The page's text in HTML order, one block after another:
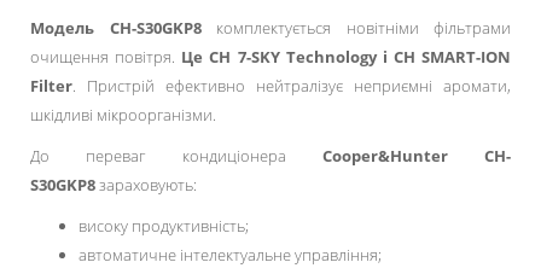
Модель CH-S30GKP8комплектується новітніми фільтрами
очищення повітря. Це CH 7-SKY Technology і CH SMART-ION
Filter. Пристрій ефективно нейтралізує неприємні аромати,
шкідливі мікроорганізми.
До переваг кондиціонера Cooper&Hunter CH-
S30GKP8зараховують:
високу продуктивність;
автоматичне інтелектуальне управління;